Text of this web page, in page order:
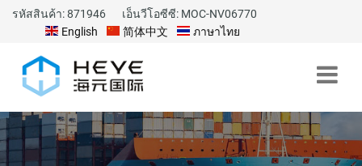
รหัสสินค้า: 871946
เอ็นวีโอซีซี: MOC-NV06770
English
简体中文 ภาษาไทย